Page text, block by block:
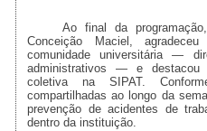
Ao final da
Conceição Maciel,
comunidade universitária —
administrativos — e destacou
coletiva na SIPAT.
compartilhadas ao longo da
prevenção de acidentes de
dentro da instituição.